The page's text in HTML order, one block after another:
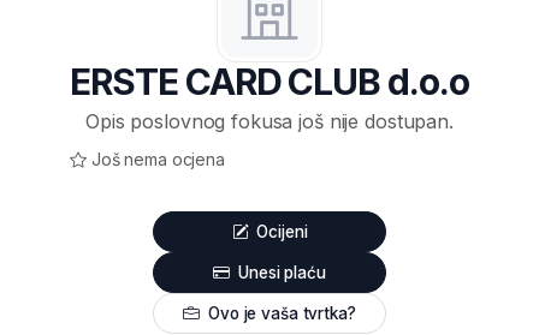
ERSTE CARD CLUB d.o.o
Opis poslovnog fokusa još nije dostupan.
Još nema ocjena
Ocijeni
Unesi plaću
Ovo je vaša tvrtka?